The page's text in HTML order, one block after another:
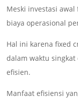
Meski investasi
biaya operasional
Hal ini karena fixed
dalam waktu
efisien.
Manfaat efisiensi